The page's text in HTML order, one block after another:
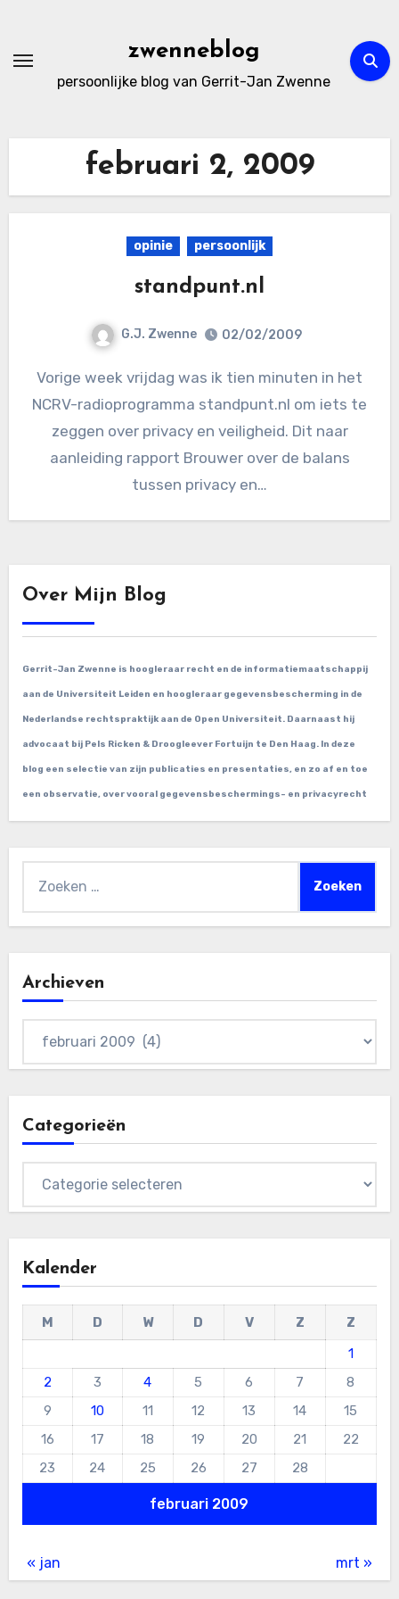
de
zwenneblog
persoonlijke blog van Gerrit-Jan Zwenne
februari 2, 2009
opinie persoonlijk
standpunt.nl
G.J. Zwenne 02/02/2009
Vorige week vrijdag was ik tien minuten in het
NCRV-radioprogramma standpunt.nl om iets te
zeggen over privacy en veiligheid. Dit naar
aanleiding rapport Brouwer over de balans
tussen privacy en…
Over Mijn Blog
Gerrit-Jan Zwenne is hoogleraar recht en de informatiemaatschappij
aan de Universiteit Leiden en hoogleraar gegevensbescherming in de
Nederlandse rechtspraktijk aan de Open Universiteit. Daarnaast hij
advocaat bij Pels Ricken & Droogleever Fortuijn te Den Haag. In deze
blog een selectie van zijn publicaties en presentaties, en zo af en toe
een observatie, over vooral gegevensbeschermings- en privacyrecht
naar:
Archieven
Categorieën
Kalender
februari 2009
M D W D V Z
Z
1
2
3 4 5 6 7
8
9
10 11 12 13 14
15
16
17 18 19 20 21
22
23
24 25 26 27 28
« jan mrt »